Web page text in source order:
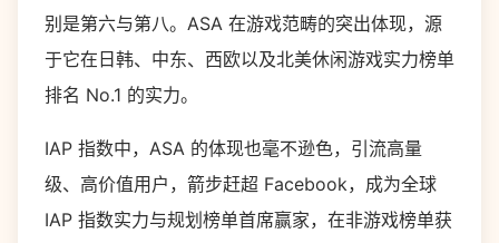
别是第六与第八。ASA 在游戏范畴的突出体现，源
于它在日韩、中东、西欧以及北美休闲游戏实力榜单
排名 No.1 的实力。
IAP 指数中，ASA 的体现也毫不逊色，引流高量
级、高价值用户，箭步赶超 Facebook，成为全球
IAP 指数实力与规划榜单首席赢家，在非游戏榜单获